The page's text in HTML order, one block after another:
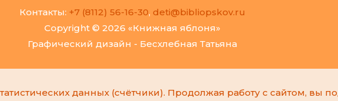
Контакты: +7 (8112) 56-16-30, deti@bibliopskov.ru
Copyright © 2026 «Книжная яблоня»
Графический дизайн - Бесхлебная Татьяна
данных (счётчики). Продолжая работу с сайтом, вы